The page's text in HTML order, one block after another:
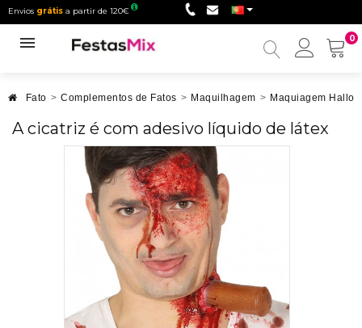
Envios grátis a partir de 120€
0
Minha
Fato > Complementos de Fatos > Maquilhagem > Maquiagem
A cicatriz é com adesivo líquido de látex